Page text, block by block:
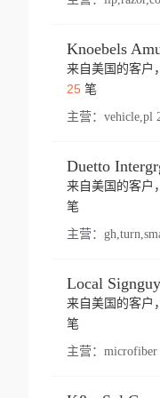
来自美国的客户
25笔
主营：
来自美国的客户
笔
主营：
Local
来自美国的客户
笔
主营： microfiber